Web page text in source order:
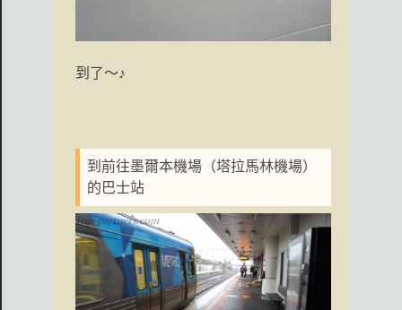
到了〜♪
到前往墨爾本機場（塔拉馬林機場）
的巴士站